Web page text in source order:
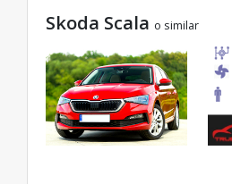
Skoda Scala o similar